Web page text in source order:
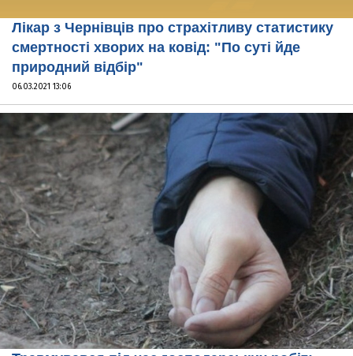
Лікар з Чернівців про страхітливу статистику
смертності хворих на ковід: "По суті йде
природний відбір"
06.03.2021 13:06